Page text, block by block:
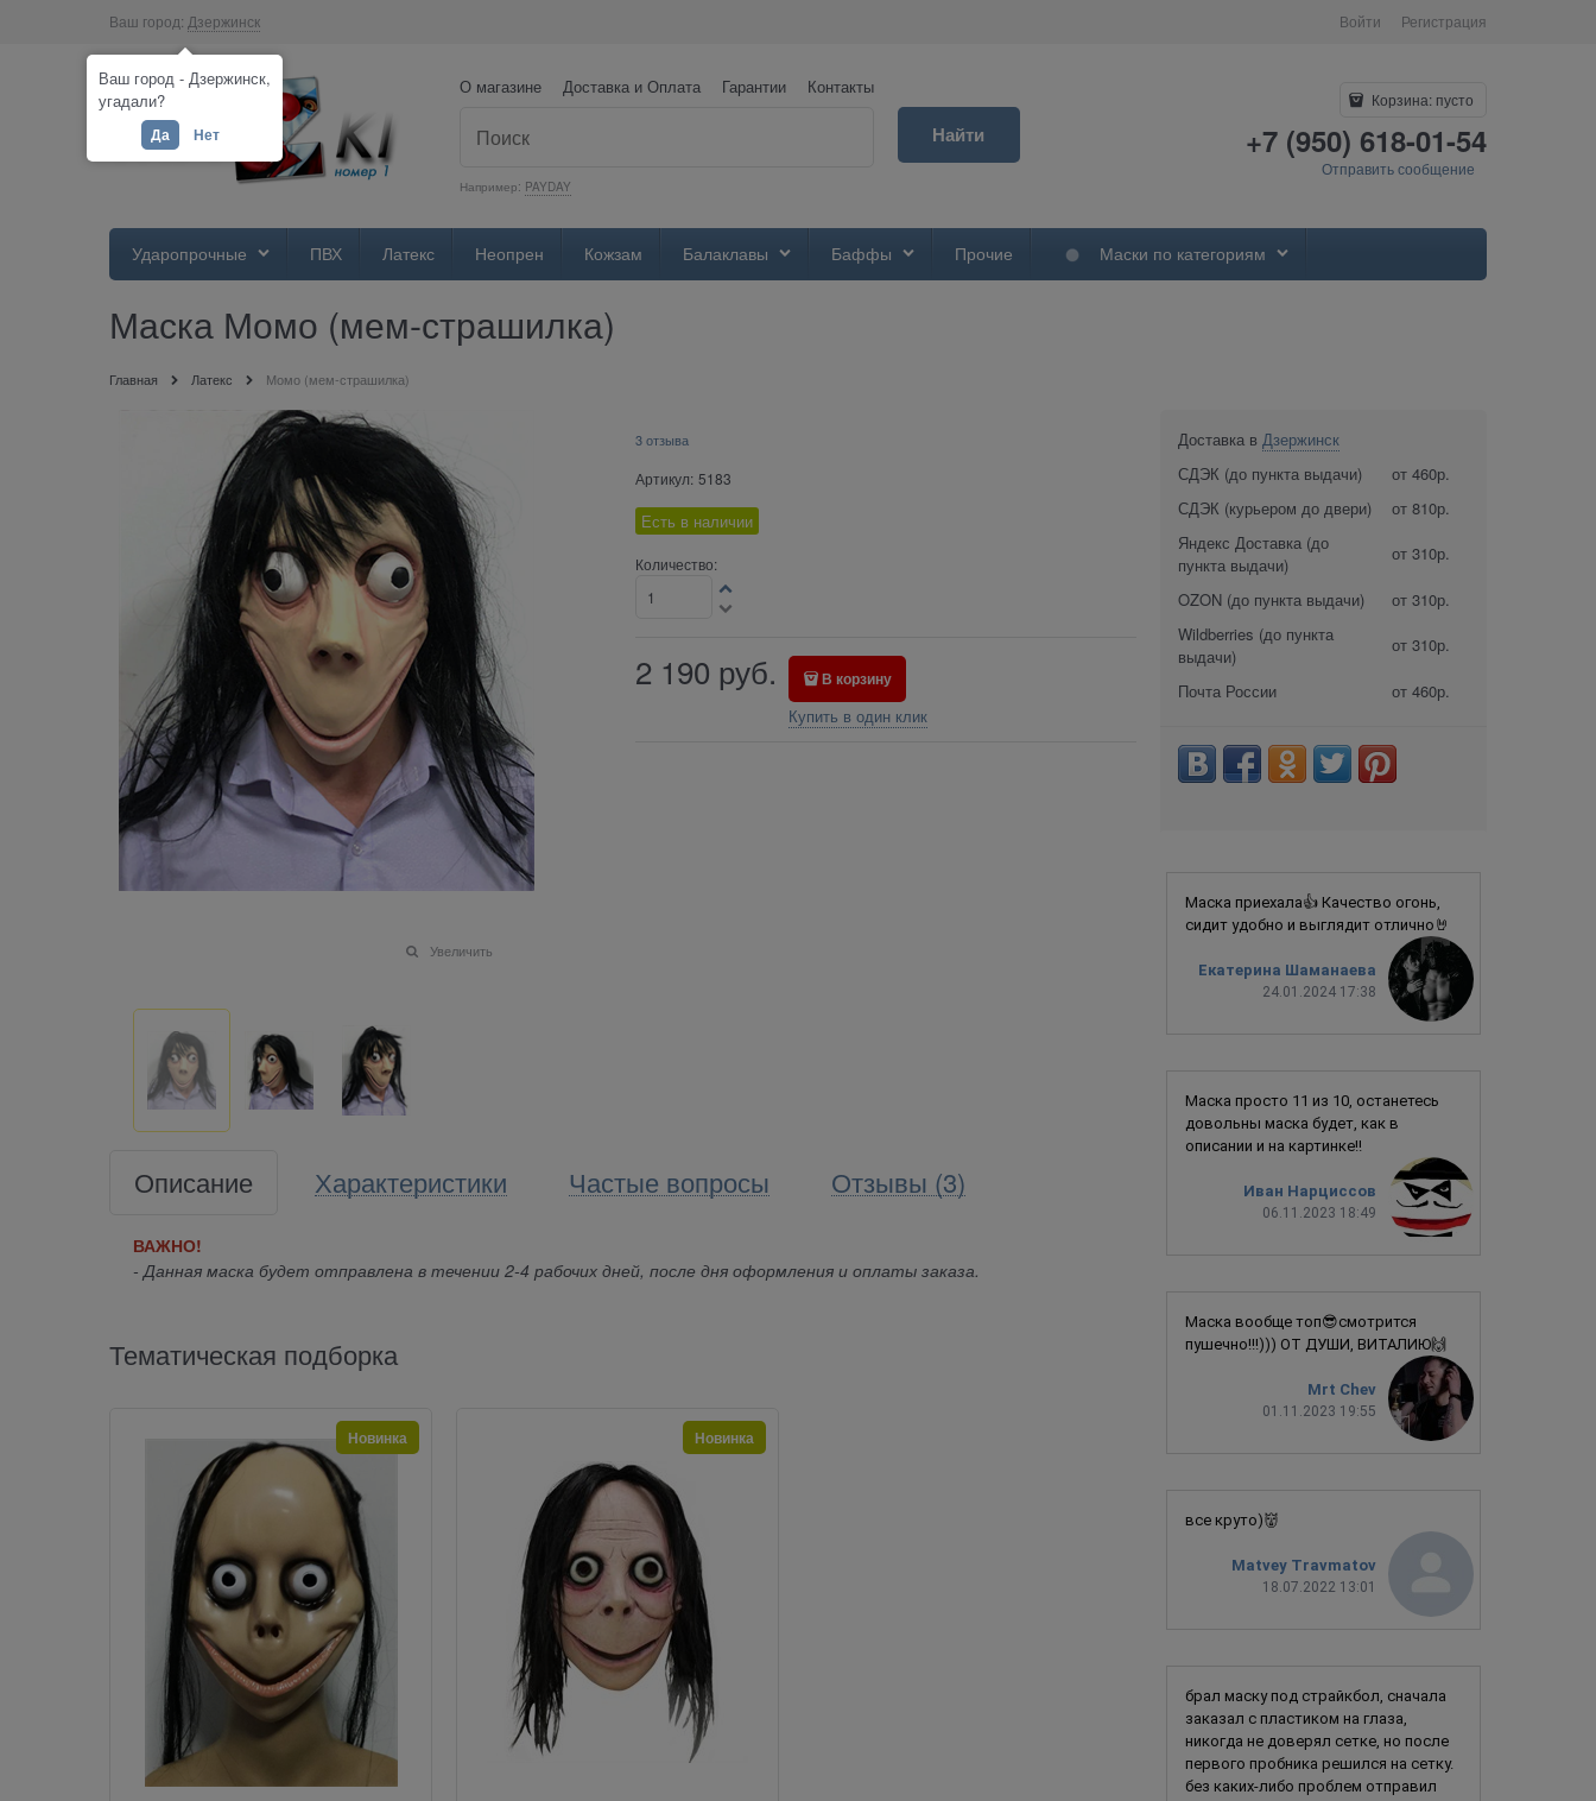
Ваш город: Дзержинск Войти Регистрация
О магазине Доставка и Оплата Гарантии Контакты
Например: PAYDAY
Найти
Корзина: пусто
+7 (950) 618-01-54
Отправить сообщение
Ударопрочные ПВХ Латекс Неопрен Кожзам Балаклавы Баффы Прочие Маски по категориям
Маска Момо (мем-страшилка)
Главная Латекс Момо (мем-страшилка)
Увеличить
3 отзыва
Артикул: 5183
Есть в наличии
Количество:
2 190 руб. В корзину
Купить в один клик
Описание Характеристики Частые вопросы Отзывы (3)
ВАЖНО!
- Данная маска будет отправлена в течении 2-4 рабочих дней, после дня оформления и оплаты заказа.
Тематическая подборка
Новинка Новинка
Доставка в Дзержинск
СДЭК (до пункта выдачи)
от 460р.
СДЭК (курьером до двери)
от 810р.
Яндекс Доставка (до
пункта выдачи)
от 310р.
OZON (до пункта выдачи)
от 310р.
Wildberries (до пункта
выдачи)
от 310р.
Почта России от 460р.
Екатерина Шаманаева
24.01.2024 17:38
Маска приехала👍 Качество огонь,
сидит удобно и выглядит отлично🤘
Иван Нарциссов
06.11.2023 18:49
Маска просто 11 из 10, останетесь
довольны маска будет, как в
описании и на картинке!!
Mrt Chev
01.11.2023 19:55
Маска вообще топ😎смотрится
пушечно!!!))) ОТ ДУШИ, ВИТАЛИЮ🙌
Matvey Travmatov
18.07.2022 13:01
все круто)👹
брал маску под страйкбол, сначала
заказал с пластиком на глаза,
никогда не доверял сетке, но после
первого пробника решился на сетку.
без каких-либо проблем отправил
Ваш город - Дзержинск,
угадали?
Да Нет